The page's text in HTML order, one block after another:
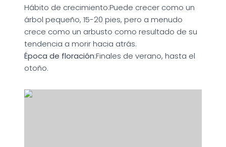
Hábito de crecimiento:Puede crecer como un
árbol pequeño, 15-20 pies, pero a menudo
crece como un arbusto como resultado de su
tendencia a morir hacia atrás.
Época de floración:Finales de verano, hasta el
otoño.